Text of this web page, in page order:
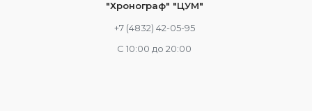
"Хронограф" "ЦУМ"
+7 (4832) 42-05-95
С 10:00 до 20:00